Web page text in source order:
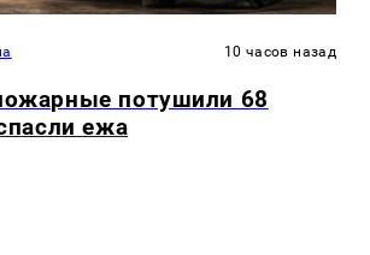
10 часов назад
потушили 68
ежа